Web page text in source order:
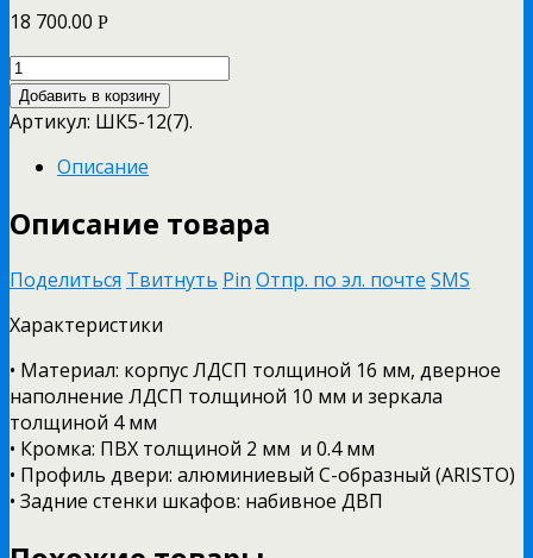
18 700.00 Р
Добавить в корзину
Артикул: ШК5-12(7).
Описание
Описание товара
Поделиться Твитнуть Pin Отпр. по эл. почте SMS
Характеристики
• Материал: корпус ЛДСП толщиной 16 мм, дверное
наполнение ЛДСП толщиной 10 мм и зеркала
толщиной 4 мм
• Кромка: ПВХ толщиной 2 мм и 0.4 мм
• Профиль двери: алюминиевый С-образный (ARISTO)
• Задние стенки шкафов: набивное ДВП